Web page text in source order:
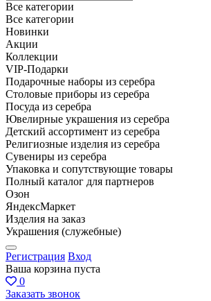
Все категории
Все категории
Новинки
Акции
Коллекции
VIP-Подарки
Подарочные наборы из серебра
Столовые приборы из серебра
Посуда из серебра
Ювелирные украшения из серебра
Детский ассортимент из серебра
Религиозные изделия из серебра
Сувениры из серебра
Упаковка и сопутствующие товары
Полный каталог для партнеров
Озон
ЯндексМаркет
Изделия на заказ
Украшения (служебные)
Регистрация Вход
Ваша корзина пуста
0
Заказать звонок